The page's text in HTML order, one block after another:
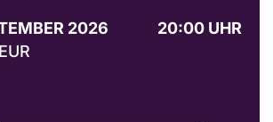
2026
20:00 UHR